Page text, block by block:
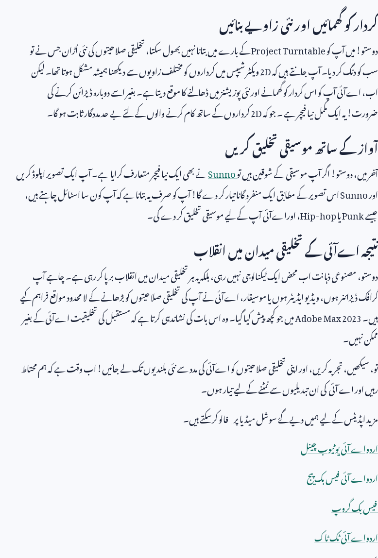
کردار کو گھمائیں اور نئی زاویے بنائیں
دوستو! میں آپ کوProject Turntableکے بارے میں بتانا نہیں بھول سکتا، تخلیقی صلاحیتوں کی نئی اُڑان جس نے تو
سب کو دنگ کر دیا۔ آپ جانتے ہیں کہ2Dویکٹر شیپس میں کرداروں کو مختلف زاویوں سے دیکھنا ہمیشہ مشکل ہوتا تھا۔ لیکن
اب، اےآئی آپ کو اس کردار کو گھمانے اور نئی پوزیشنز میں ڈھالنے کا موقع دیتا ہے۔ بغیر اسے دوبارہ ڈیزائن کرنے کی
ضرورت! یہ ایک مکمل نیا فیچر ہے ۔ جو کہ2Dکرداروں کے ساتھ کام کرنے والوں کے لئے بے حد مددگار ثابت ہو گا۔
آواز کے ساتھ موسیقی تخلیق کریں
آخر میں، دوستو! اگر آپ موسیقی کے شوقین ہیں توSunnoنے بھی ایک نیا فیچر متعارف کرایا ہے۔ آپ ایک تصویر اپلوڈ کریں
اورSunnoاس تصویر کے مطابق ایک منفرد گانا تیار کر دے گا! آپ کو صرف یہ بتانا ہے کہ آپ کون سا اسٹائل چاہتے ہیں،
جیسےPunkیاHip-hop، اوراےآئی آپ کے لیے موسیقی تخلیق کر دے گی۔
نتیجہ اےآئی کے تخلیقی میدان میں انقلاب
دوستو، مصنوعی ذہانت اب محض ایک ٹیکنالوجی نہیں رہی، بلکہ یہ ہر تخلیقی میدان میں انقلاب برپا کر رہی ہے۔ چاہے آپ
گرافک ڈیزائنر ہوں، ویڈیو ایڈیٹر ہوں یا موسیقار، اےآئی نے آپ کی تخلیقی صلاحیتوں کو بڑھانے کے لا محدود مواقع فراہم کیے
ہیں۔Adobe Max 2023میں جو کچھ پیش کیا گیا۔ وہ اس بات کی نشاندہی کرتا ہے کہ مستقبل کی تخلیقیت اےآئی کے بغیر
ممکن نہیں۔
تو، سیکھیں، تجربہ کریں، اور اپنی تخلیقی صلاحیتوں کو اےآئی کی مدد سے نئی بلندیوں تک لے جائیں! اب وقت ہے کہ ہم محتاط
رہیں اور اے آئی کی ان تبدیلیوں سے نمٹنے کے لیے تیار ہوں۔
مزید اپڈیٹس کے لیے ہمیں دیےگۓ سوشل میڈیا پر ٖفالو کرسکتے ہیں۔
اردواے آئی یوٹیوب چینل
اردواے آئی فیس بک پیج
فیس بک گروپ
اردواے آئی ٹک ٹاک